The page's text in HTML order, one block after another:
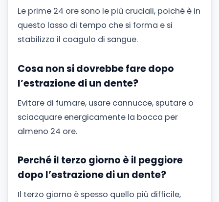
Le prime 24 ore sono le più cruciali, poiché è in
questo lasso di tempo che si forma e si
stabilizza il coagulo di sangue.
Cosa non si dovrebbe fare dopo
l’estrazione di un dente?
Evitare di fumare, usare cannucce, sputare o
sciacquare energicamente la bocca per
almeno 24 ore.
Perché il terzo giorno è il peggiore
dopo l’estrazione di un dente?
Il terzo giorno è spesso quello più difficile,